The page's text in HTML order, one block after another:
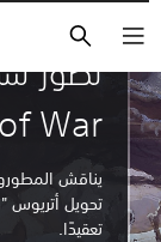
تطوُّر
War
تحويل أتريوس
تعقيدًا.